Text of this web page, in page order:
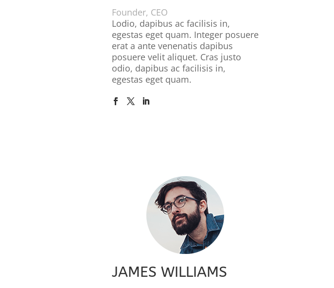
Founder, CEO
Lodio, dapibus ac facilisis in,
egestas eget quam. Integer posuere
erat a ante venenatis dapibus
posuere velit aliquet. Cras justo
odio, dapibus ac facilisis in,
egestas eget quam.
JAMES WILLIAMS